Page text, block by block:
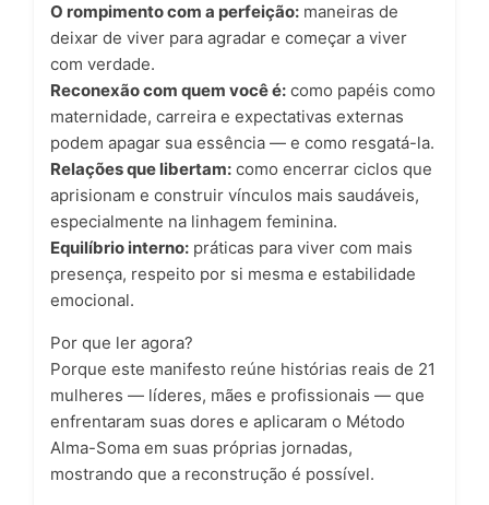
O rompimento com a perfeição: maneiras de
deixar de viver para agradar e começar a viver
com verdade.
Reconexão com quem você é: como papéis como
maternidade, carreira e expectativas externas
podem apagar sua essência — e como resgatá-la.
Relações que libertam: como encerrar ciclos que
aprisionam e construir vínculos mais saudáveis,
especialmente na linhagem feminina.
Equilíbrio interno: práticas para viver com mais
presença, respeito por si mesma e estabilidade
emocional.
Por que ler agora?
Porque este manifesto reúne histórias reais de 21
mulheres — líderes, mães e profissionais — que
enfrentaram suas dores e aplicaram o Método
Alma-Soma em suas próprias jornadas,
mostrando que a reconstrução é possível.